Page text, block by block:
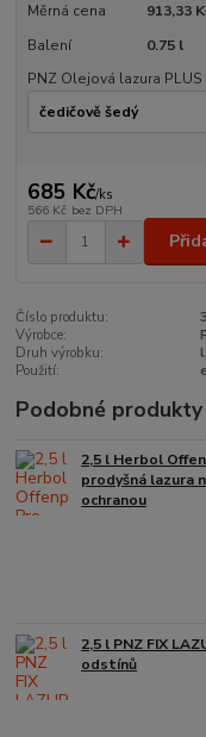
Měrná cena
913,33
Balení
0.75 l
PNZ Olejová lazura
685 Kč/ks
566 Kč bez DPH
Číslo produktu:
Výrobce:
Druh výrobku:
Použití:
Podobné produkty
2,5 l Herbol
prodyšná lazura
ochranou
2,5 l PNZ FIX
odstínů